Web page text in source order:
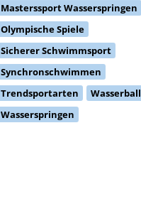
Masterssport Wasserspringen
Olympische Spiele
Sicherer Schwimmsport
Synchronschwimmen
Trendsportarten
Wasserball
Wasserspringen